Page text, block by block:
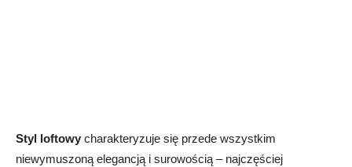
Styl loftowy charakteryzuje się przede wszystkim
niewymuszoną elegancją i surowością – najczęściej